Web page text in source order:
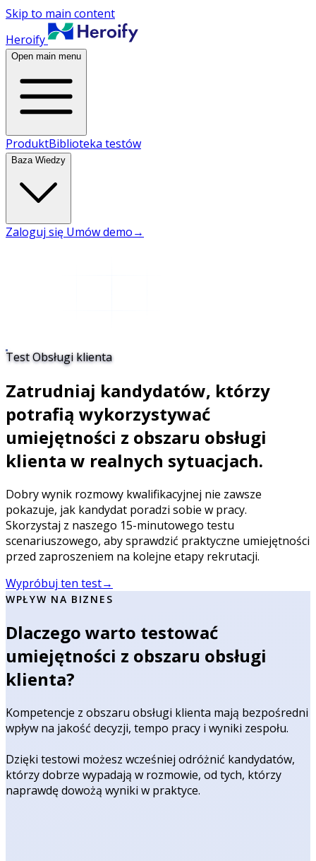
Skip to main content
Heroify
Open main menu
ProduktBiblioteka testów
Baza Wiedzy
Zaloguj się Umów demo→
Test Obsługi klienta
Zatrudniaj kandydatów, którzy
potrafią wykorzystywać
umiejętności z obszaru obsługi
klienta w realnych sytuacjach.
Dobry wynik rozmowy kwalifikacyjnej nie zawsze
pokazuje, jak kandydat poradzi sobie w pracy.
Skorzystaj z naszego 15-minutowego testu
scenariuszowego, aby sprawdzić praktyczne umiejętności
przed zaproszeniem na kolejne etapy rekrutacji.
Wypróbuj ten test→
WPŁYW NA BIZNES
Dlaczego warto testować
umiejętności z obszaru obsługi
klienta?
Kompetencje z obszaru obsługi klienta mają bezpośredni
wpływ na jakość decyzji, tempo pracy i wyniki zespołu.
Dzięki testowi możesz wcześniej odróżnić kandydatów,
którzy dobrze wypadają w rozmowie, od tych, którzy
naprawdę dowożą wyniki w praktyce.